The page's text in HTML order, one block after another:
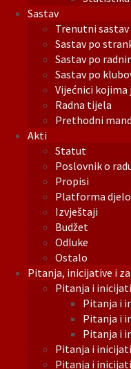
Sastav
Trenutni sastav
Sastav po
Sastav po
Sastav po
Vijećnici
Radna tijela
Prethodni
Akti
Statut
Poslovnik o
Propisi
Platforma
Izvještaji
Budžet
Odluke
Ostalo
Pitanja, inicijative i
Pitanja i
Pitanja i
Pitanja i
Pitanja i
Pitanja i
Pitanja i